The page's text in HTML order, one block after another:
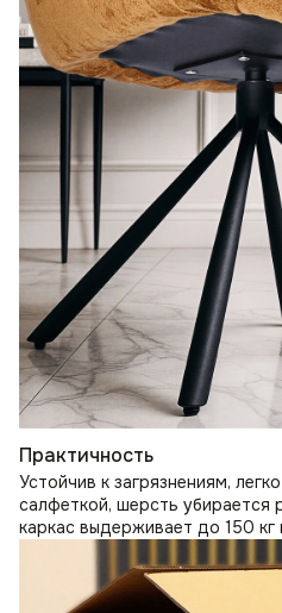
Практичность
Устойчив к загрязнениям,
салфеткой, шерсть убирается
каркас выдерживает до 150 кг